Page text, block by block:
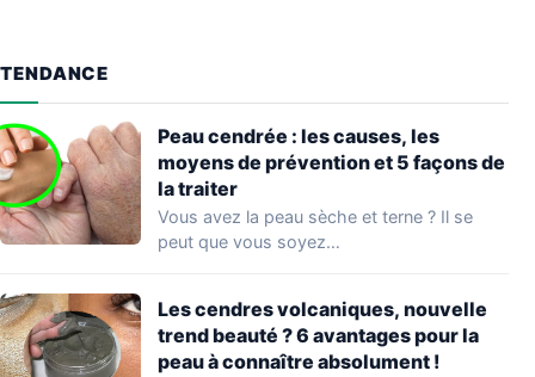
TENDANCE
Peau cendrée : les causes, les
moyens de prévention et 5 façons de
la traiter
Vous avez la peau sèche et terne ? Il se
peut que vous soyez…
Les cendres volcaniques, nouvelle
trend beauté ? 6 avantages pour la
peau à connaître absolument !